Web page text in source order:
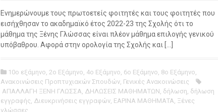
Ενημερώνουμε τους πρωτοετείς φοιτητές και τους φοιτητές που
εισήχθησαν το ακαδημαϊκό έτος 2022-23 της Σχολής ότι το
μάθημα της Ξένης Γλώσσας είναι πλέον μάθημα επιλογής γενικού
υπόβαθρου. Αφορά στην ορολογία της Σχολής και […]
10ο εξάμηνο 2ο Εξάμηνο 4ο Εξάμηνο 6ο Εξάμηνο 8ο Εξάμηνο
Ανακοινώσεις Προπτυχιακών Σπουδών Γενικές Ανακοινώσεις
ΑΠΑΛΛΑΓΗ ΞΕΝΗ ΓΛΩΣΣΑ ΔΗΛΩΣΕΙΣ ΜΑΘΗΜΑΤΩΝ δήλωση δήλωση
εγγραφής Διευκρινήσεις εγγραφών ΕΑΡΙΝΑ ΜΑΘΗΜΑΤΑ Ξένες
γλώσσες